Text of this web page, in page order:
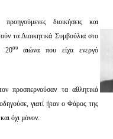
διοικήσεις και
τα Διοικητικά Συμβούλια στο
20ουαιώνα που είχα ενεργό
προσπερνούσαν τα αθλητικά
γιατί ήταν ο Φάρος της
όχι μόνον.